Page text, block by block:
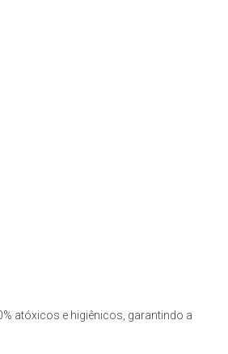
atóxicos e higiênicos, garantindo a